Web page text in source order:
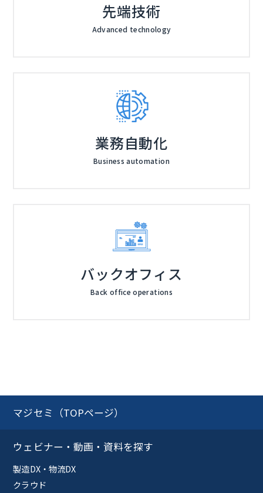
先端技術
Advanced technology
業務自動化
Business automation
バックオフィス
Back office operations
マジセミ（TOPページ）
ウェビナー・動画・資料を探す
製造DX・物流DX
クラウド